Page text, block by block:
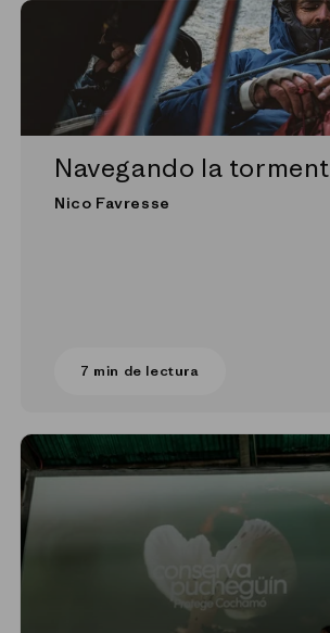
Navegando la
Nico Favresse
7 min de lectura